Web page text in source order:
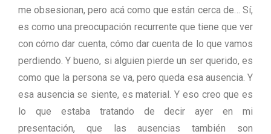
me obsesionan, pero acá como que están cerca de… Sí,
es como una preocupación recurrente que tiene que ver
con cómo dar cuenta, cómo dar cuenta de lo que vamos
perdiendo. Y bueno, si alguien pierde un ser querido, es
como que la persona se va, pero queda esa ausencia. Y
esa ausencia se siente, es material. Y eso creo que es
lo que estaba tratando de decir ayer en mi
presentación, que las ausencias también son